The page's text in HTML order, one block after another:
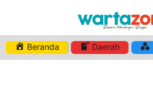
Beranda Daerah